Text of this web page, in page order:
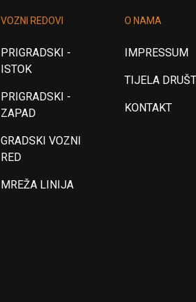
VOZNI REDOVI
PRIGRADSKI -
ISTOK
PRIGRADSKI -
ZAPAD
GRADSKI VOZNI
RED
MREŽA LINIJA
O NAMA
IMPRESSUM
TIJELA
KONTAKT